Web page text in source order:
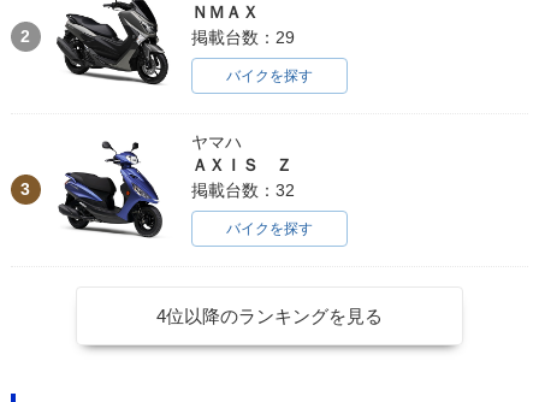
2
ＮＭＡＸ
掲載台数：29
バイクを探す
3
ヤマハ
ＡＸＩＳ Ｚ
掲載台数：32
バイクを探す
4位以降のランキングを見る